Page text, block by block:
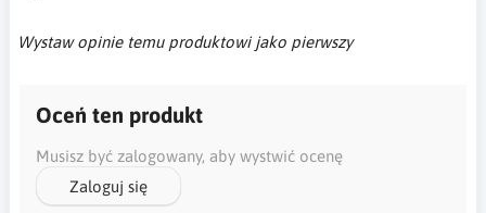
Wystaw opinie temu produktowi jako pierwszy
Oceń ten produkt
Musisz być zalogowany, aby wystwić ocenę
Zaloguj się